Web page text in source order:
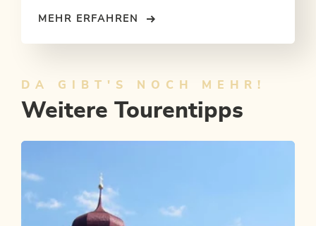
MEHR ERFAHREN
DA GIBT'S NOCH MEHR!
Weitere Tourentipps